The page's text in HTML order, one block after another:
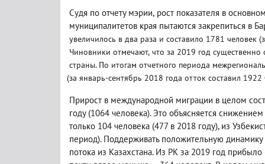
Судя по отчету мэрии, рост показателя в
муниципалитетов края пытаются закрепиться в
увеличилось в два раза и составило 1781 человек (
Чиновники отмечают, что за 2019 год
страны. По итогам отчетного периода
(за январь-сентябрь 2018 года отток составил 1922
Прирост в международной миграции в целом
году (1064 человека). Это объясняется
только 104 человека (477 в 2018 году), из
период). Поддерживать положительную
потока из Казахстана. Из РК за 2019 год